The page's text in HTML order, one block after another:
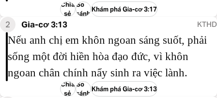
Chia
sẻ
So
sánh
Khám phá Gia-cơ 3:17
2 Gia-cơ 3:13 KTHD
Nếu anh chị em khôn ngoan sáng suốt, phải
sống một đời hiền hòa đạo đức, vì khôn
ngoan chân chính nẩy sinh ra việc lành.
Chia
sẻ
So
sánh
Khám phá Gia-cơ 3:13